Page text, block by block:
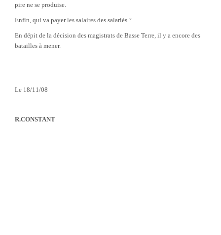
pire ne se produise.
Enfin, qui va payer les salaires des salariés ?
En dépit de la décision des magistrats de Basse Terre, il y a encore des
batailles à mener.
Le 18/11/08
R.CONSTANT